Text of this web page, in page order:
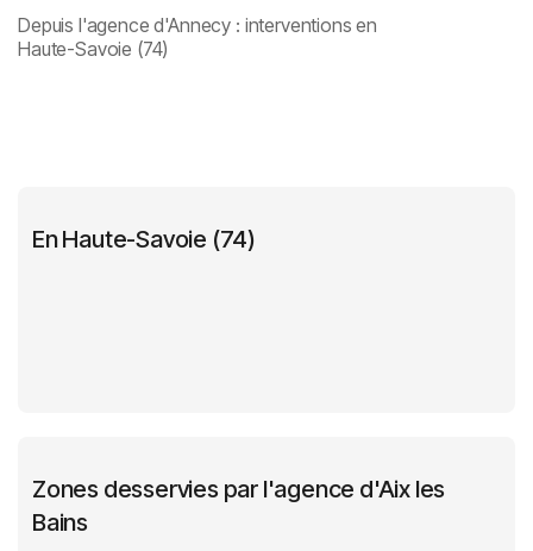
Depuis l'agence d'Annecy : interventions en
Haute-Savoie (74)
En Haute-Savoie (74)
Zones desservies par l'agence d'Aix les
Bains